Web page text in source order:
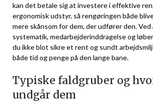
kan det betale sig at investere i effektive
ergonomisk udstyr, så rengøringen både
mere skånsom for dem, der udfører den.
systematik, medarbejderinddragelse og
du ikke blot sikre et rent og sundt
både tid og penge på den lange bane.
Typiske faldgruber og
undgår dem